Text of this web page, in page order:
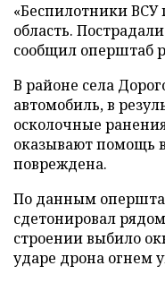
«Беспилотники
область.
сообщил оперштаб
В районе села
автомобиль, в
осколочные
оказывают помощь
повреждена.
По данным
сдетонировал
строении выбило
ударе дрона огнем